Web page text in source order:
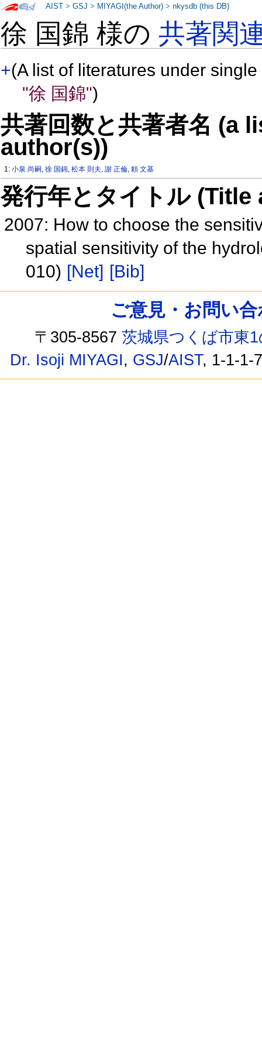
徐 国錦 様の共著関
+(A list of literatures under
"徐 国錦")
共著回数と共著者名 (a
author(s))
1:小泉 尚嗣 ,徐 国錦,松本 則夫,謝 正倫,頼 文基
発行年とタイトル
2007: How to choose the
spatial sensitivity of the
010) [Net] [Bib]
AIST >GSJ > MIYAGI(the Author) >nkysdb (this DB)
ご意見・お問い
〒305-8567茨城県つくば市東
Dr. Isoji MIYAGI, GSJ/AIST, 1-1-1-